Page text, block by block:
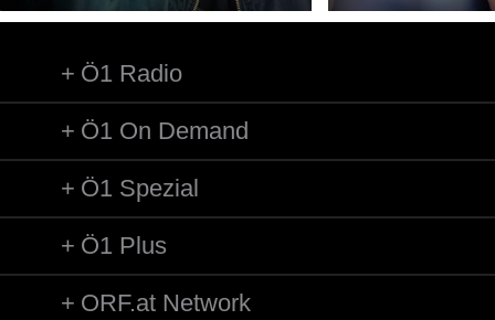
Ö1 Radio
Ö1 On Demand
Ö1 Spezial
Ö1 Plus
ORF.at Network